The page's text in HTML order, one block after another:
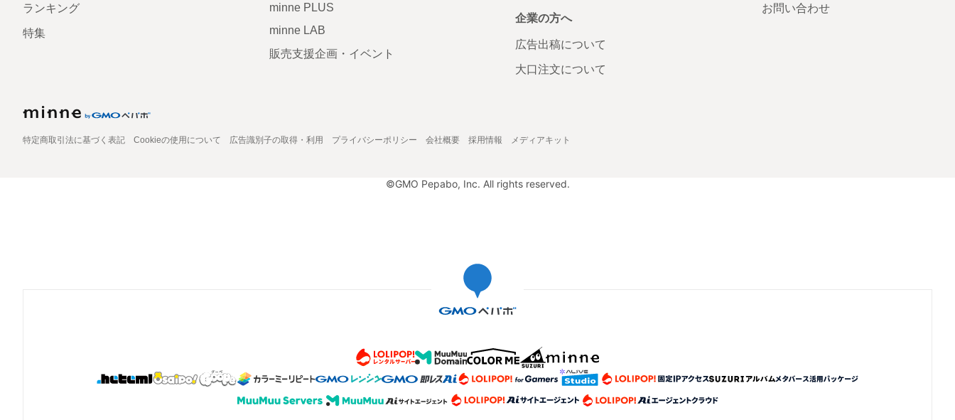
ランキング
特集
minne PLUS
minne LAB
販売支援企画・イベント
企業の方へ
広告出稿について
大口注文について
お問い合わせ
特定商取引法に基づく表記 Cookieの使用について 広告識別子の取得・利用 プライバシーポリシー 会社概要 採用情報 メディアキット
©GMO Pepabo, Inc. All rights reserved.